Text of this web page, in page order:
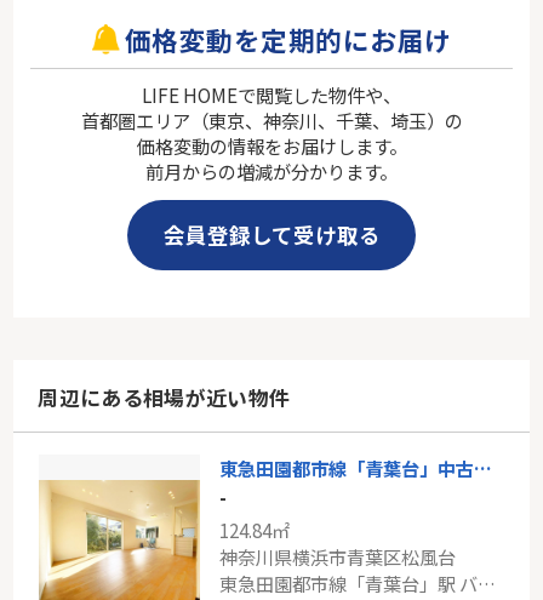
価格変動を定期的にお届け
LIFE HOMEで閲覧した物件や、
首都圏エリア（東京、神奈川、千葉、埼玉）の
価格変動の情報をお届けします。
前月からの増減が分かります。
会員登録して受け取る
周辺にある相場が近い物件
東急田園都市線「青葉台」中古戸建
-
124.84㎡
神奈川県横浜市青葉区松風台
東急田園都市線「青葉台」駅 バス4分 「松風台」 停歩4分